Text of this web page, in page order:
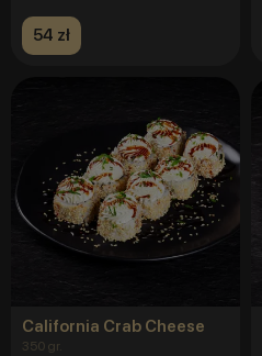
54 zł
California Crab Cheese
350 gr.